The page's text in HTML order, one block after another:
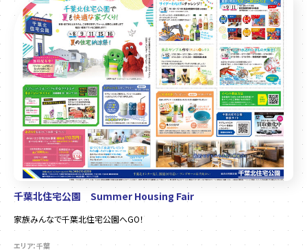
千葉北住宅公園 Summer Housing Fair
家族みんなで千葉北住宅公園へGO！
エリア：千葉